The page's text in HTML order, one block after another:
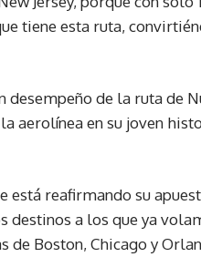
tiene esta ruta,
desempeño de la ruta de
aerolínea en su joven
está reafirmando su
destinos a los que ya
Boston, Chicago y